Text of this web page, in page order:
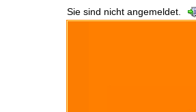
Sie sind nicht angemeldet.